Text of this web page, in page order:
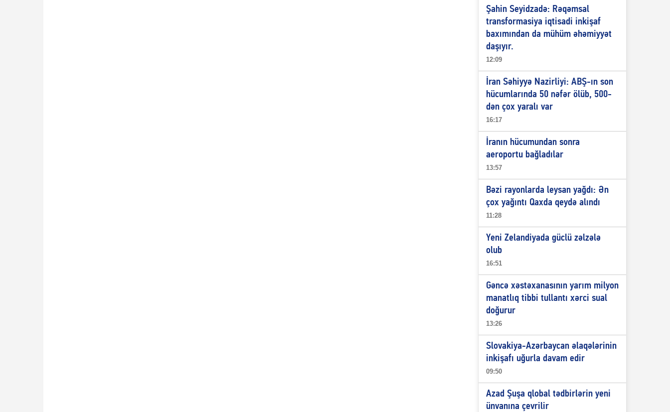
Şahin Seyidzadə: Rəqəmsal
transformasiya iqtisadi inkişaf
baxımından da mühüm əhəmiyyət
daşıyır.
12:09
İran Səhiyyə Nazirliyi: ABŞ-ın son
hücumlarında 50 nəfər ölüb, 500-
dən çox yaralı var
16:17
İranın hücumundan sonra
aeroportu bağladılar
13:57
Bəzi rayonlarda leysan yağdı: Ən
çox yağıntı Qaxda qeydə alındı
11:28
Yeni Zelandiyada güclü zəlzələ
olub
16:51
Gəncə xəstəxanasının yarım milyon
manatlıq tibbi tullantı xərci sual
doğurur
13:26
Slovakiya-Azərbaycan əlaqələrinin
inkişafı uğurla davam edir
09:50
Azad Şuşa qlobal tədbirlərin yeni
ünvanına çevrilir